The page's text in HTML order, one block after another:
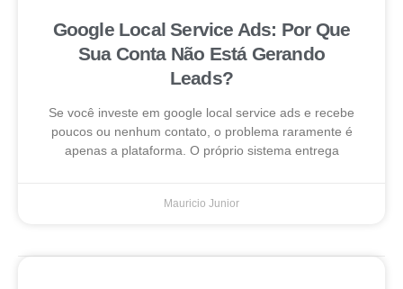
Google Local Service Ads: Por Que
Sua Conta Não Está Gerando
Leads?
Se você investe em google local service ads e recebe
poucos ou nenhum contato, o problema raramente é
apenas a plataforma. O próprio sistema entrega
Mauricio Junior